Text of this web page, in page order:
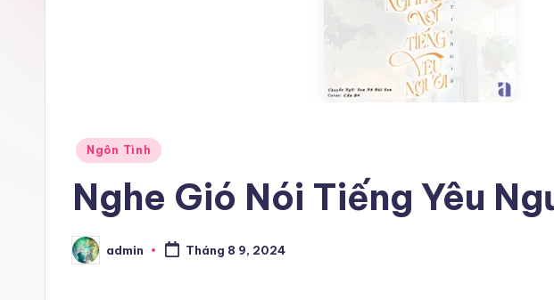
Posted
Ngôn Tình
Nghe Gió Nói Tiếng Yêu
Posted
by
admin Tháng 8 9, 2024